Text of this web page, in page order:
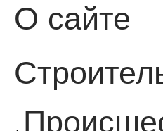
О сайте